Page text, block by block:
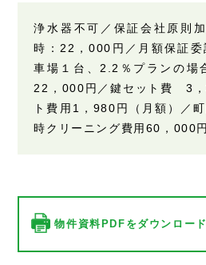
浄水器不可／保証会社原則
時：22，000円／月額保証
車場１台、2.2％プランの場
22，000円／鍵セット費 3
ト費用1，980円（月額）／
時クリーニング費用60，000円
物件資料PDFをダウンロード